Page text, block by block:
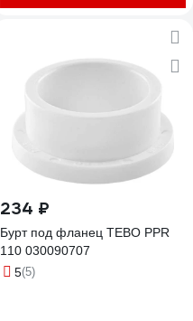
234 ₽
Бурт под фланец TEBO PPR
110 030090707
5(5)